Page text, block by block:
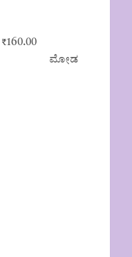
Original
₹160.00Current
priceಮೋಡ